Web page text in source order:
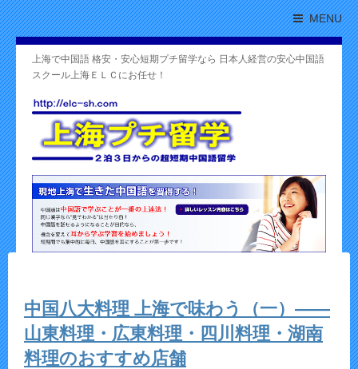
MENU
上海で中国語 格安・安心短期プチ留学なら 日本人経営の安心中国語
スクール上海ＥＬＣにお任せ！
中国八大料理 上海で味わう（一）——
山東料理・広東料理・四川料理・湖南
料理のおすすめ店舗